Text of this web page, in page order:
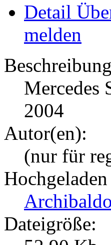
Detail
melden
Mercedes
2004
Autor(en):
(nur für
Archibaldo
Dateigröße: